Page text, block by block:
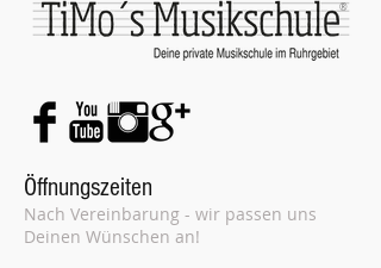
®
Öffnungszeiten
Nach Vereinbarung - wir passen uns
Deinen Wünschen an!